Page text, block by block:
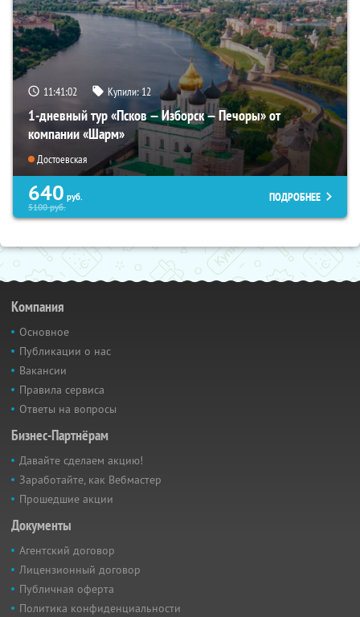
11:41:00 Купили:12
1-дневный тур «Псков — Изборск — Печоры» от
компании «Шарм»
Достоевская
640 руб.
5100руб.
ПОДРОБНЕЕ
Компания
Основное
Публикации о нас
Вакансии
Правила сервиса
Ответы на вопросы
Бизнес-Партнёрам
Давайте сделаем акцию!
Заработайте, как Вебмастер
Прошедшие акции
Документы
Агентский договор
Лицензионный договор
Публичная оферта
Политика конфиденциальности